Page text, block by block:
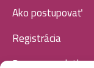
Ako postupovať
Registrácia
Doprava a platba